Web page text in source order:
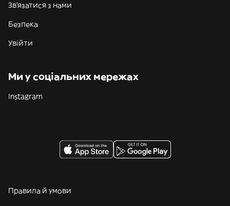
Зв'язатися з нами
Безпека
Увійти
Ми у соціальних мережах
Instagram
Правила й умови